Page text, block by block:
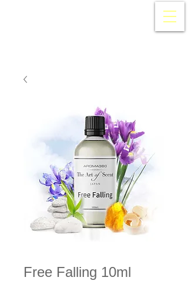
Free Falling 10ml